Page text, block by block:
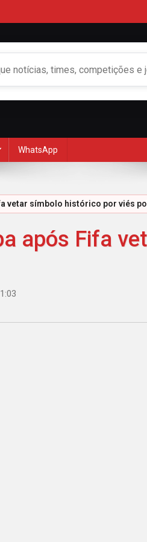
360
WhatsApp
vetar símbolo histórico por viés
após Fifa